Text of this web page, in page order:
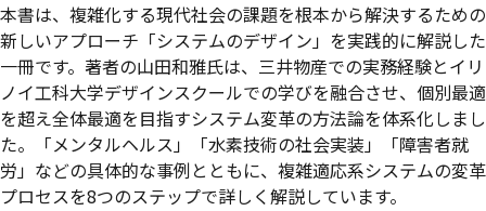
本書は、複雑化する現代社会の課題を根本から解決するための
新しいアプローチ「システムのデザイン」を実践的に解説した
一冊です。著者の山田和雅氏は、三井物産での実務経験とイリ
ノイ工科大学デザインスクールでの学びを融合させ、個別最適
を超え全体最適を目指すシステム変革の方法論を体系化しまし
た。「メンタルヘルス」「水素技術の社会実装」「障害者就
労」などの具体的な事例とともに、複雑適応系システムの変革
プロセスを8つのステップで詳しく解説しています。